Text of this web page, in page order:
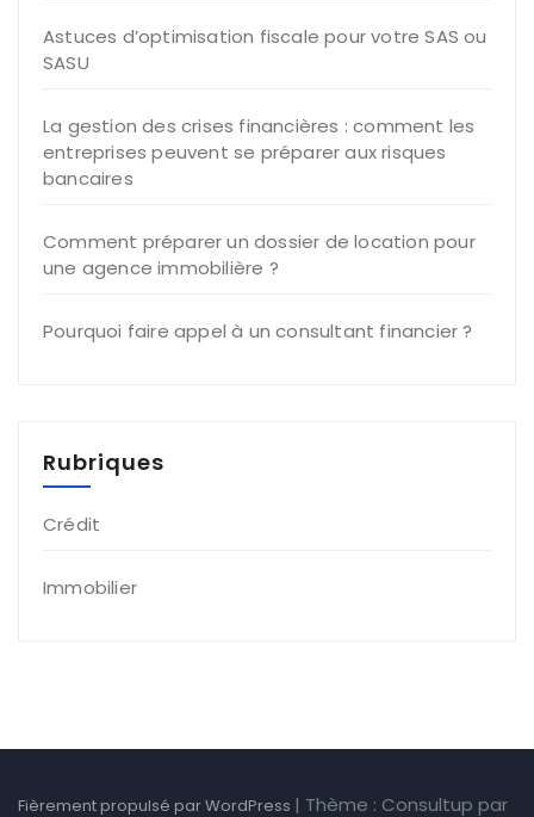
Astuces d’optimisation fiscale pour votre SAS ou
SASU
La gestion des crises financières : comment les
entreprises peuvent se préparer aux risques
bancaires
Comment préparer un dossier de location pour
une agence immobilière ?
Pourquoi faire appel à un consultant financier ?
Rubriques
Crédit
Immobilier
Fièrement propulsé par WordPress | Thème : Consultup par